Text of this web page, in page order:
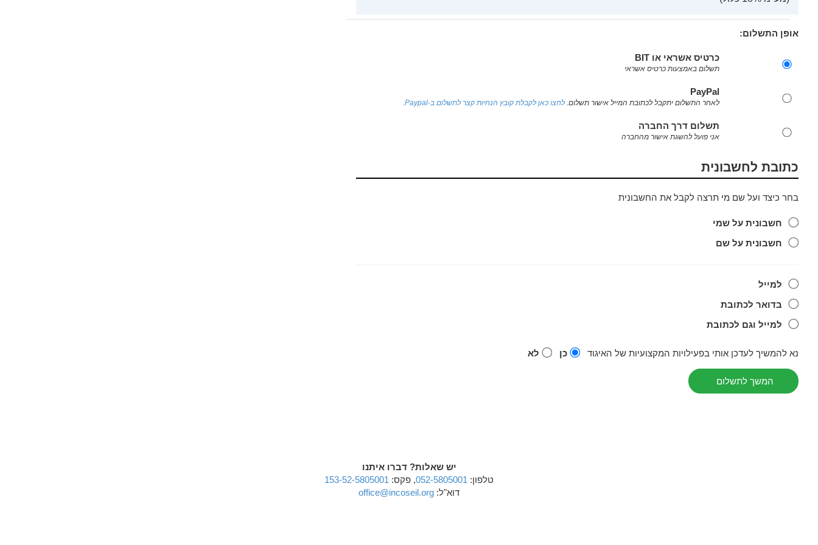
אופן התשלום:
כרטיס אשראי או BIT
תשלום באמצעות כרטיס אשראי
PayPal
לאחר התשלום יתקבל לכתובת המייל אישור תשלום.לחצו כאן לקבלת קובץ הנחיות קצר לתשלום ב-Paypal.
תשלום דרך החברה
אני פועל להשגת אישור מהחברה
כתובת לחשבונית
בחר כיצד ועל שם מי תרצה לקבל את החשבונית
חשבונית על שמי
חשבונית על שם
למייל
בדואר לכתובת
למייל וגם לכתובת
נא להמשיך לעדכן אותי בפעילויות המקצועיות של האיגוד כן לא
המשך לתשלום
יש שאלות? דברו איתנו
טלפון: 052-5805001, פקס: 153-52-5805001
דוא"ל: office@incoseil.org